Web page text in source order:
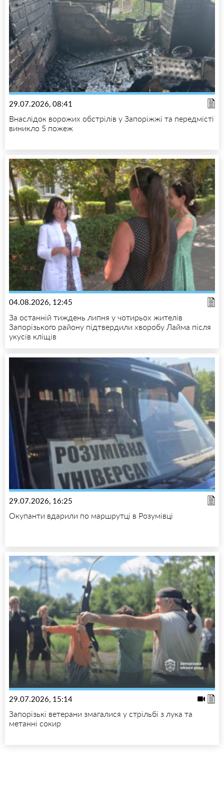
29.07.2026, 08:41
Внаслідок ворожих обстрілів у Запоріжжі та передмісті
виникло 5 пожеж
04.08.2026, 12:45
За останній тиждень липня у чотирьох жителів
Запорізького району підтвердили хворобу Лайма після
укусів кліщів
29.07.2026, 16:25
Окупанти вдарили по маршрутці в Розумівці
29.07.2026, 15:14
Запорізькі ветерани змагалися у стрільбі з лука та
метанні сокир